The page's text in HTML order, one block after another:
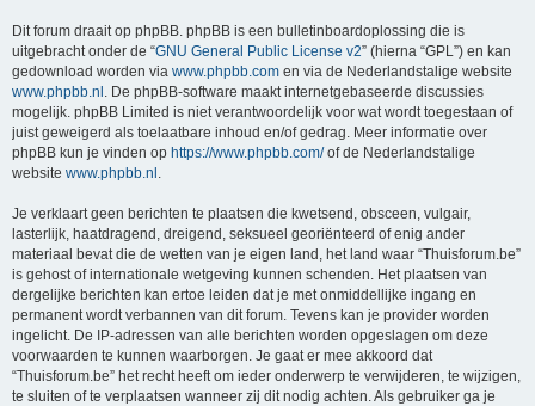
Dit forum draait op phpBB. phpBB is een bulletinboardoplossing die is
uitgebracht onder de “GNU General Public License v2” (hierna “GPL”) en kan
gedownload worden via www.phpbb.com en via de Nederlandstalige website
www.phpbb.nl . De phpBB-software maakt internetgebaseerde discussies
mogelijk. phpBB Limited is niet verantwoordelijk voor wat wordt toegestaan of
juist geweigerd als toelaatbare inhoud en/of gedrag. Meer informatie over
phpBB kun je vinden op https://www.phpbb.com/of de Nederlandstalige
website www.phpbb.nl .
Je verklaart geen berichten te plaatsen die kwetsend, obsceen, vulgair,
lasterlijk, haatdragend, dreigend, seksueel georiënteerd of enig ander
materiaal bevat die de wetten van je eigen land, het land waar “Thuisforum.be”
is gehost of internationale wetgeving kunnen schenden. Het plaatsen van
dergelijke berichten kan ertoe leiden dat je met onmiddellijke ingang en
permanent wordt verbannen van dit forum. Tevens kan je provider worden
ingelicht. De IP-adressen van alle berichten worden opgeslagen om deze
voorwaarden te kunnen waarborgen. Je gaat er mee akkoord dat
“Thuisforum.be” het recht heeft om ieder onderwerp te verwijderen, te wijzigen,
te sluiten of te verplaatsen wanneer zij dit nodig achten. Als gebruiker ga je